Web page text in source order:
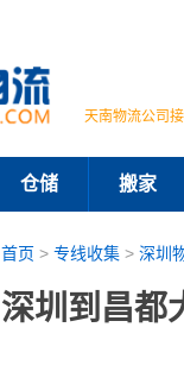
天南物流公司
仓储 搬家
首页 > 专线收集> 深圳
深圳到昌都